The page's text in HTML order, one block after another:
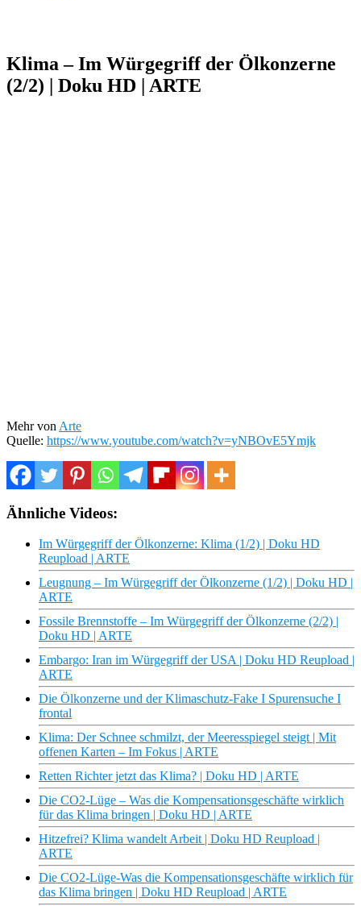
Klima – Im Würgegriff der Ölkonzerne
(2/2) | Doku HD | ARTE
Mehr von Arte
Quelle: https://www.youtube.com/watch?v=yNBOvE5Ymjk
Ähnliche Videos:
Im Würgegriff der Ölkonzerne: Klima (1/2) | Doku HD
Reupload | ARTE
Leugnung – Im Würgegriff der Ölkonzerne (1/2) | Doku HD |
ARTE
Fossile Brennstoffe – Im Würgegriff der Ölkonzerne (2/2) |
Doku HD | ARTE
Embargo: Iran im Würgegriff der USA | Doku HD Reupload |
ARTE
Die Ölkonzerne und der Klimaschutz-Fake I Spurensuche I
frontal
Klima: Der Schnee schmilzt, der Meeresspiegel steigt | Mit
offenen Karten – Im Fokus | ARTE
Retten Richter jetzt das Klima? | Doku HD | ARTE
Die CO2-Lüge – Was die Kompensationsgeschäfte wirklich
für das Klima bringen | Doku HD | ARTE
Hitzefrei? Klima wandelt Arbeit | Doku HD Reupload |
ARTE
Die CO2-Lüge-Was die Kompensationsgeschäfte wirklich für
das Klima bringen | Doku HD Reupload | ARTE